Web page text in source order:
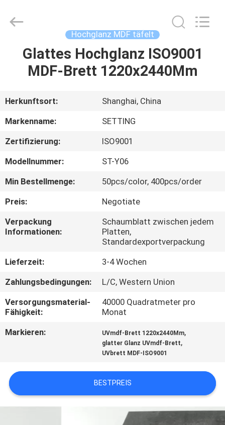
HAUS
ÜBER
UNS
FABRIK-
AUSFLUG
TRETEN
SIE
UNS
IN
VERBINDUNG
NACHRICHTEN
FORDERN
Decorating
material
Hochglanz MDF täfelt
Glattes Hochglanz ISO9001
MDF-Brett 1220x2440Mm
Herkunftsort:
Shanghai, China
Markenname:
SETTING
Zertifizierung:
ISO9001
Modellnummer:
ST-Y06
Min Bestellmenge:
50pcs/color, 400pcs/order
Preis:
Negotiate
Verpackung
Informationen:
Schaumblatt zwischen jedem
Platten,
Standardexportverpackung
Lieferzeit:
3-4 Wochen
Zahlungsbedingungen:
L/C, Western Union
Versorgungsmaterial-
Fähigkeit:
40000 Quadratmeter pro
Monat
Markieren:
UVmdf-Brett 1220x2440Mm,
glatter Glanz UVmdf-Brett,
UVbrett MDF-ISO9001
BESTPREIS